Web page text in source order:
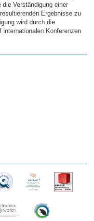
Verständigung einer
Ergebnisse zu
wird durch die
internationalen Konferenzen